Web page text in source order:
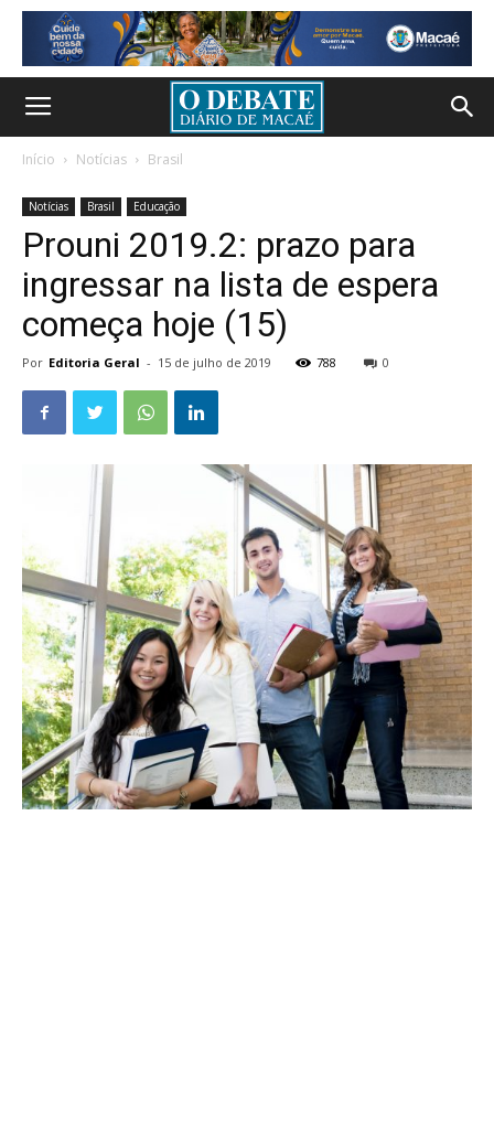
Início Notícias Brasil
Notícias Brasil Educação
Prouni 2019.2: prazo para
ingressar na lista de espera
começa hoje (15)
Por Editoria Geral - 15 de julho de 2019 788 0